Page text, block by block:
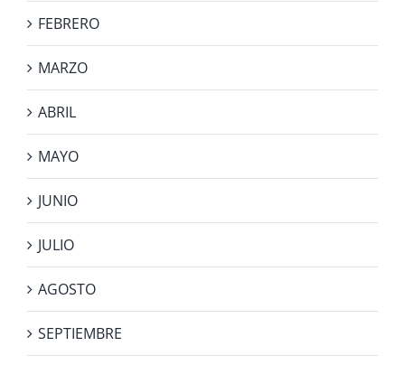
FEBRERO
MARZO
ABRIL
MAYO
JUNIO
JULIO
AGOSTO
SEPTIEMBRE